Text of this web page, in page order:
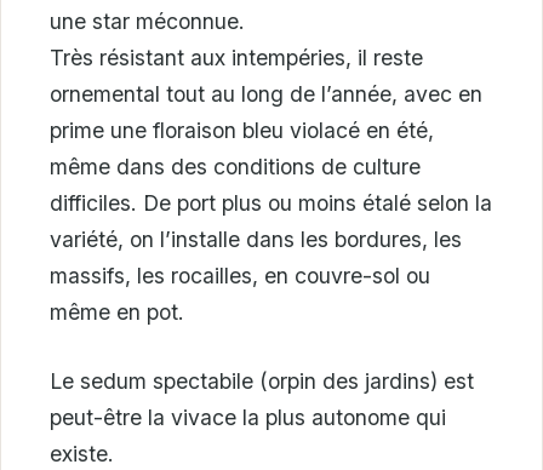
une star méconnue.
Très résistant aux intempéries, il reste
ornemental tout au long de l’année, avec en
prime une floraison bleu violacé en été,
même dans des conditions de culture
difficiles. De port plus ou moins étalé selon la
variété, on l’installe dans les bordures, les
massifs, les rocailles, en couvre-sol ou
même en pot.
Le sedum spectabile (orpin des jardins) est
peut-être la vivace la plus autonome qui
existe.